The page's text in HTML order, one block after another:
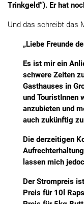
Trinkgeld“). Er hat
Und das schreibt das
„Liebe Freunde
Es ist mir ein
schwere Zeiten
Gasthauses in
und TouristInnen
anzubieten und
auch zukünftig
Die derzeitigen
lassen mich
Der Strompreis
Preis für 10l